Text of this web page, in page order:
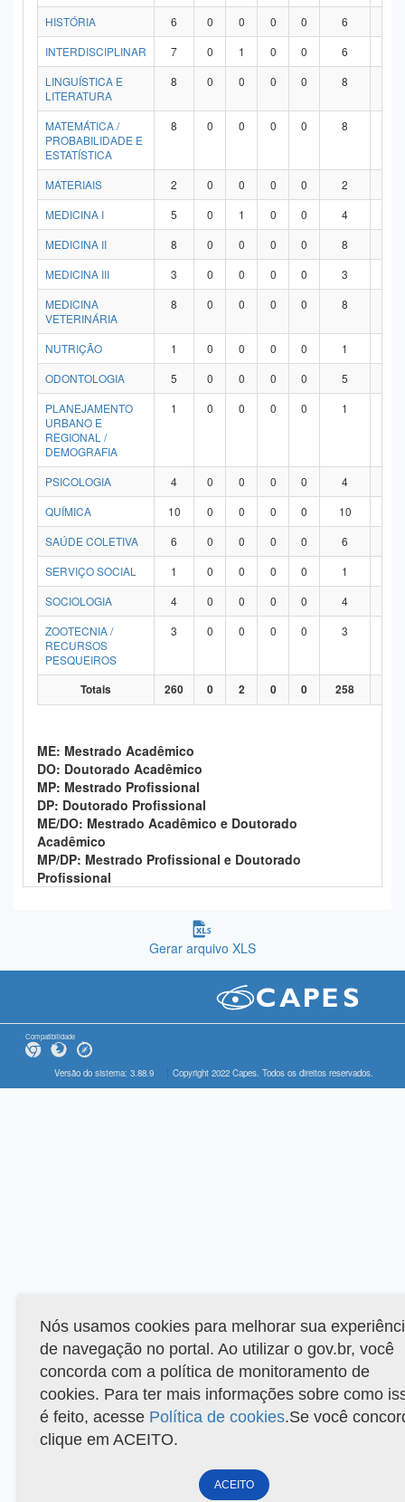
HISTÓRIA
6 0 0 0 0 6
INTERDISCIPLINAR
7 0 1 0 0 6
LINGUÍSTICA E
LITERATURA
8 0 0 0 0 8
MATEMÁTICA /
PROBABILIDADE E
ESTATÍSTICA
8 0 0 0 0 8
MATERIAIS 2 0 0 0 0 2
MEDICINA I
5 0 1 0 0 4
MEDICINA II
8 0 0 0 0 8
MEDICINA III
3 0 0 0 0 3
MEDICINA
VETERINÁRIA
8 0 0 0 0 8
NUTRIÇÃO 1 0 0 0 0 1
ODONTOLOGIA
5 0 0 0 0 5
PLANEJAMENTO
URBANO E
REGIONAL /
DEMOGRAFIA
1 0 0 0 0 1
PSICOLOGIA 4 0 0 0 0 4
QUÍMICA
10 0 0 0 0 10
SAÚDE COLETIVA
6 0 0 0 0 6
SERVIÇO SOCIAL
1 0 0 0 0 1
SOCIOLOGIA
4 0 0 0 0 4
ZOOTECNIA /
RECURSOS
PESQUEIROS
3 0 0 0 0 3
Totais 260 0 2 0 0 258
ME: Mestrado Acadêmico
DO: Doutorado Acadêmico
MP: Mestrado Profissional
DP: Doutorado Profissional
ME/DO: Mestrado Acadêmico e Doutorado
Acadêmico
MP/DP: Mestrado Profissional e Doutorado
Profissional
Gerar arquivo XLS
Compatibilidade
Versão do sistema: 3.88.9 Copyright 2022 Capes. Todos os direitos reservados.
Nós usamos cookies para melhorar sua
de navegação no portal. Ao utilizar o gov.br, você
concorda com a política de monitoramento de
cookies. Para ter mais informações sobre como
é feito, acesse Política de cookies.Se você
clique em ACEITO.
ACEITO